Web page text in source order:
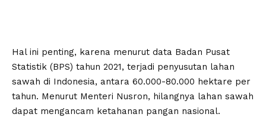
Hal ini penting, karena menurut data Badan Pusat
Statistik (BPS) tahun 2021, terjadi penyusutan lahan
sawah di Indonesia, antara 60.000-80.000 hektare per
tahun. Menurut Menteri Nusron, hilangnya lahan sawah
dapat mengancam ketahanan pangan nasional.